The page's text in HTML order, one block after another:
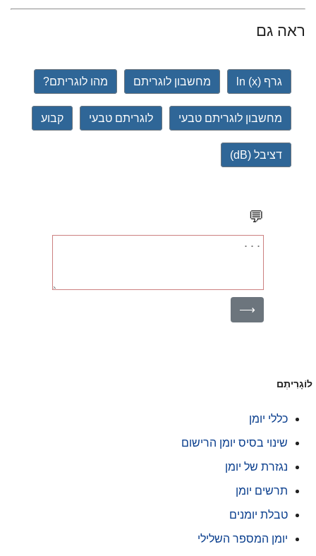
ראה גם
גרף ln (x) מחשבון לוגריתם מהו לוגריתם?
מחשבון לוגריתם טבעי לוגריתם טבעי קבוע
דציבל (dB)
💬
⟶
כללי יומן
שינוי בסיס יומן הרישום
נגזרת של יומן
תרשים יומן
טבלת יומנים
יומן המספר השלילי